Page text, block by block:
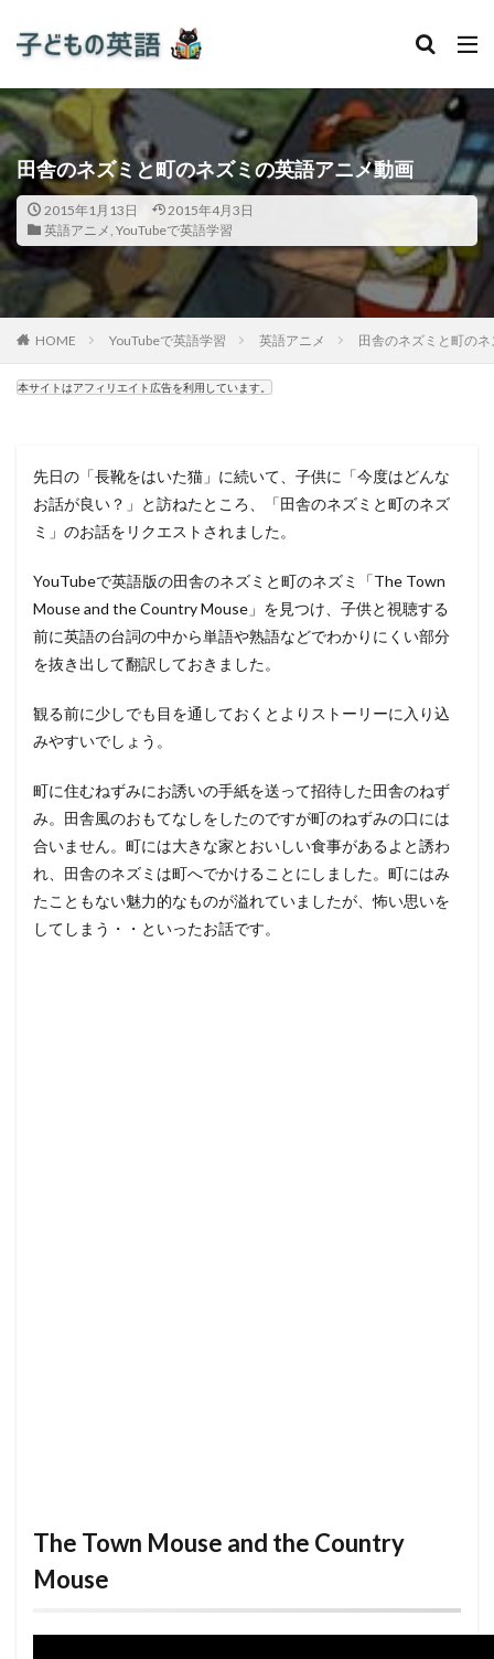
田舎のネズミと町のネズミの英語アニメ動画
2015年1月13日
2015年4月3日
英語アニメ, YouTubeで英語学習
HOME YouTubeで英語学習 英語アニメ 田舎のネズミと町の
本サイトはアフィリエイト広告を利用しています。
先日の「長靴をはいた猫」に続いて、子供に「今度はどんな
お話が良い？」と訪ねたところ、「田舎のネズミと町のネズ
ミ」のお話をリクエストされました。
YouTubeで英語版の田舎のネズミと町のネズミ「The Town
Mouse and the Country Mouse」を見つけ、子供と視聴する
前に英語の台詞の中から単語や熟語などでわかりにくい部分
を抜き出して翻訳しておきました。
観る前に少しでも目を通しておくとよりストーリーに入り込
みやすいでしょう。
町に住むねずみにお誘いの手紙を送って招待した田舎のねず
み。田舎風のおもてなしをしたのですが町のねずみの口には
合いません。町には大きな家とおいしい食事があるよと誘わ
れ、田舎のネズミは町へでかけることにしました。町にはみ
たこともない魅力的なものが溢れていましたが、怖い思いを
してしまう・・といったお話です。
The Town Mouse and the Country
Mouse